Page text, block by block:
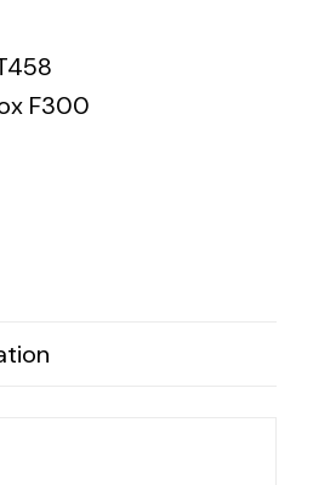
for all kinds of needs.
F300